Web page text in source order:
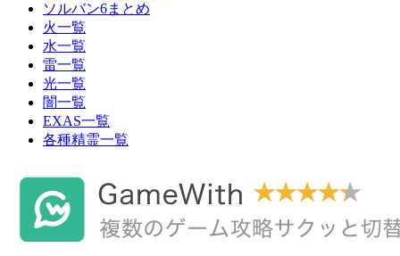
ソルバン6まとめ
火一覧
水一覧
雷一覧
光一覧
闇一覧
EXAS一覧
各種精霊一覧